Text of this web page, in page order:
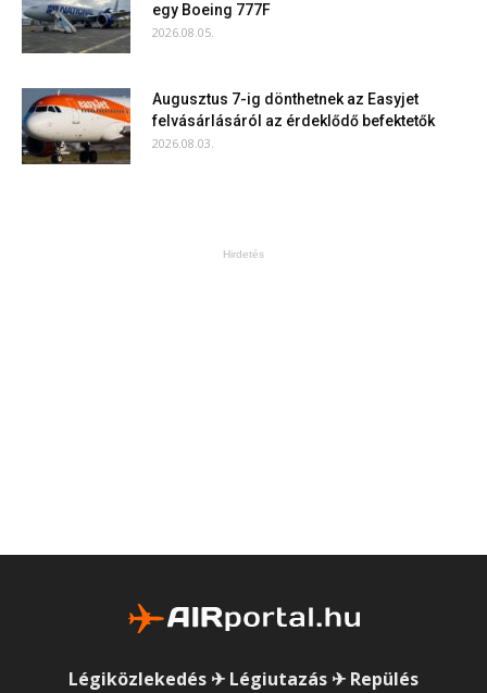
egy Boeing 777F
2026.08.05.
Augusztus 7-ig dönthetnek az Easyjet
felvásárlásáról az érdeklődő befektetők
2026.08.03.
Hirdetés
Légiközlekedés ✈ Légiutazás ✈ Repülés